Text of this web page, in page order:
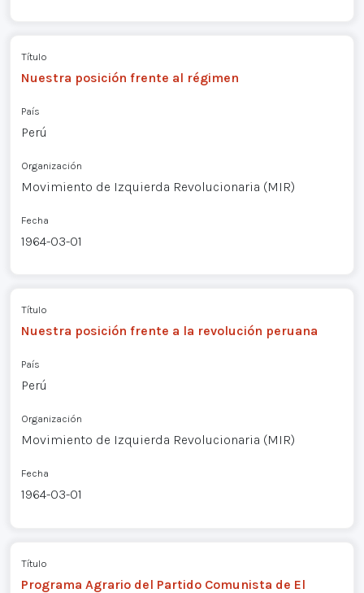
Título
Nuestra posición frente al régimen
País
Perú
Organización
Movimiento de Izquierda Revolucionaria (MIR)
Fecha
1964-03-01
Título
Nuestra posición frente a la revolución peruana
País
Perú
Organización
Movimiento de Izquierda Revolucionaria (MIR)
Fecha
1964-03-01
Título
Programa Agrario del Partido Comunista de El